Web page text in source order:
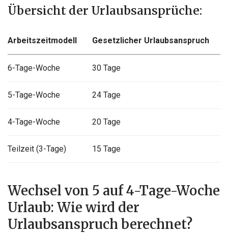
Übersicht der Urlaubsansprüche:
Arbeitszeitmodell Gesetzlicher Urlaubsanspruch
6-Tage-Woche 30 Tage
5-Tage-Woche 24 Tage
4-Tage-Woche 20 Tage
Teilzeit (3-Tage) 15 Tage
Wechsel von 5 auf 4-Tage-Woche
Urlaub: Wie wird der
Urlaubsanspruch berechnet?